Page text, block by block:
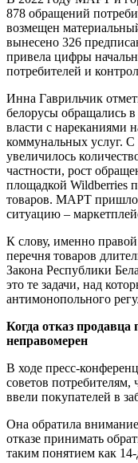
878 обращений
возмещен
вынесено 326
привела цифры
потребителей и
Инна Гаврильчик
белорусы обращались
власти с нареканиями
коммунальных услуг.
увеличилось
частности, рост
площадкой Wildberries
товаров. МАРТ
ситуацию –
К слову, именно правой
перечня товаров
Закона Республики
это те задачи, над
антимонопольного
Когда отказ
неправомерен
В ходе пресс-
советов
ввели покупателей в
Она обратила
отказе принимать
таким понятием как